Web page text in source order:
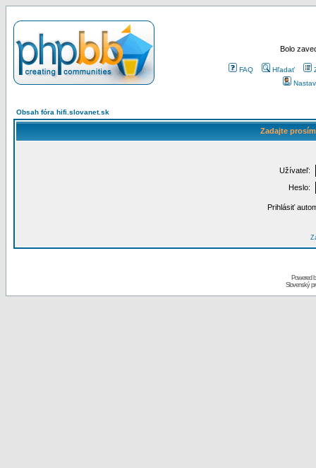
Bolo
FAQ Hľadať
Obsah fóra hifi.slovanet.sk
Zadajte
Užívateľ:
Heslo:
Prihlásiť
Powered
Slovenský